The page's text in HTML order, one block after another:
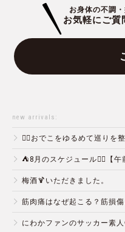
お身体の不調
お気軽にご質
new arrivals:
💆‍♀️おでこをゆるめて巡りを整
⛺️8月のスケジュール🏄‍♂️【午
梅酒🍹いただきました。
筋肉痛はなぜ起こる？筋損
にわかファンのサッカー素人